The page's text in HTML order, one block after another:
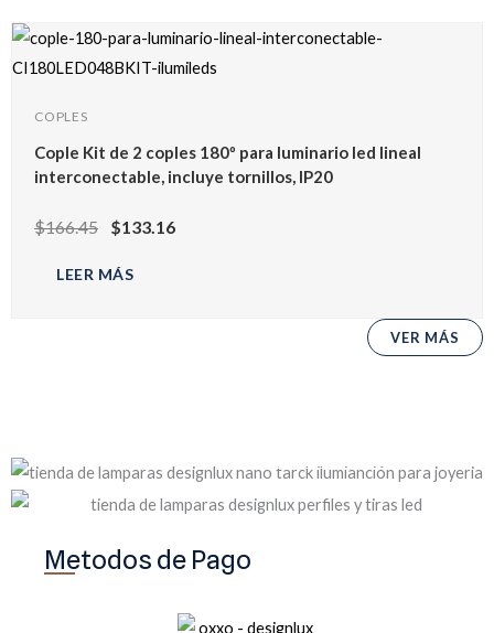
COPLES
Cople Kit de 2 coples 180º para luminario led lineal
interconectable, incluye tornillos, IP20
$166.45 $133.16
LEER MÁS
VER MÁS
Metodos de Pago